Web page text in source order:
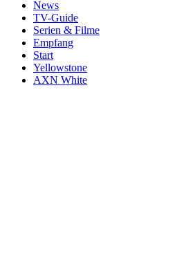
News
TV-Guide
Serien & Filme
Empfang
Start
Yellowstone
AXN White